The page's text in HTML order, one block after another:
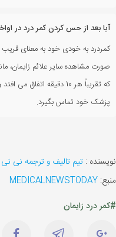
آیا بعد از حس کردن کمر درد در
کمردرد به خودی خود به معنای قریب
صورت مشاهده سایر علائم زایمان،
پزشک خود تماس بگیرد.
نویسنده : تیم تالیف و ترجمه نی
منبع: MEDICALNEWSTODAY
#کمر درد زایمان